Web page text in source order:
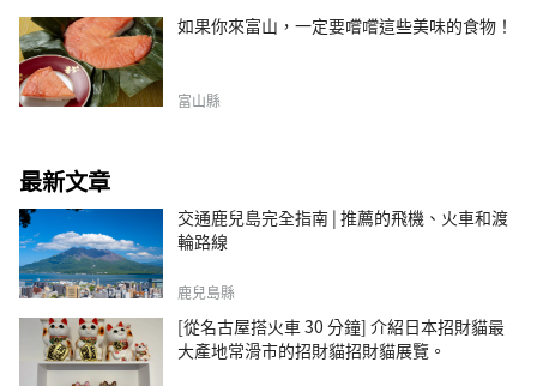
如果你來富山，一定要嚐嚐這些美味的食物！
富山縣
最新文章
交通鹿兒島完全指南 | 推薦的飛機、火車和渡
輪路線
鹿兒島縣
[從名古屋搭火車 30 分鐘] 介紹日本招財貓最
大產地常滑市的招財貓招財貓展覽。